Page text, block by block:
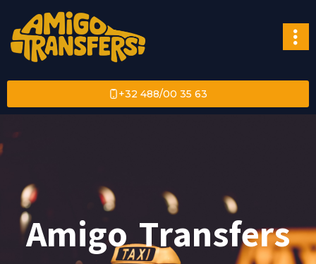
+32 488/00 35 63
Amigo Transfers